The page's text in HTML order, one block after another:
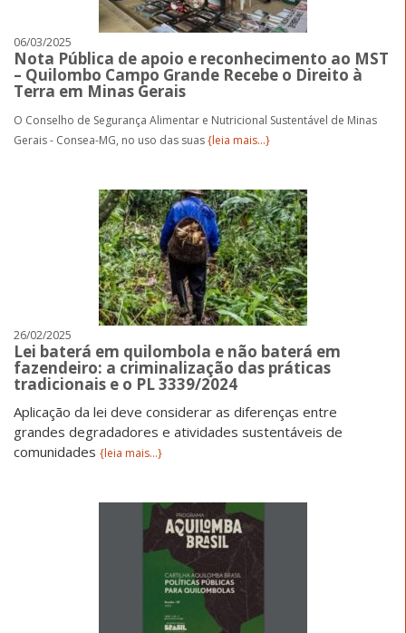
06/03/2025
Nota Pública de apoio e reconhecimento ao MST
– Quilombo Campo Grande Recebe o Direito à
Terra em Minas Gerais
O Conselho de Segurança Alimentar e Nutricional Sustentável de Minas
Gerais - Consea-MG, no uso das suas{leia mais...}
26/02/2025
Lei baterá em quilombola e não baterá em
fazendeiro: a criminalização das práticas
tradicionais e o PL 3339/2024
Aplicação da lei deve considerar as diferenças entre
grandes degradadores e atividades sustentáveis de
comunidades {leia mais...}